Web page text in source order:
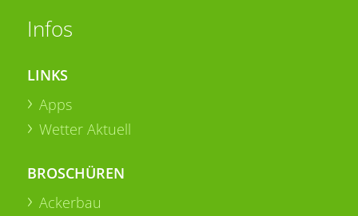
Infos
LINKS
Apps
Wetter Aktuell
BROSCHÜREN
Ackerbau